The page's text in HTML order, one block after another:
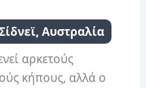
Αυστραλία
αρκετούς
κήπους, αλλά ο